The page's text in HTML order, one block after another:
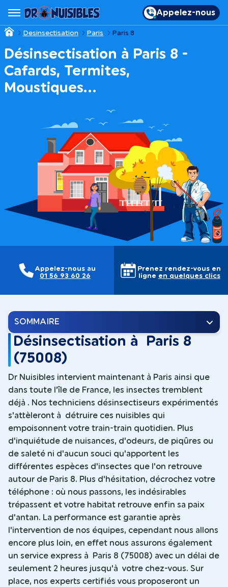
Appelez-nous
Desinsectisation Paris Paris 8
Désinsectisation à Paris 8 -
Cafards, Termites,
Moustiques…
Appelez-nous au
01 56 93 60 26
Prenez rendez-vous en
ligne en quelques clics
SOMMAIRE
Désinsectisation à Paris 8
(75008)
Dr Nuisibles intervient maintenant à Paris ainsi que
dans toute l'île de France, les insectes tremblent
déjà . Nos techniciens désinsectiseurs expérimentés
s'attèleront à détruire ces nuisibles qui
empoisonnent votre train-train quotidien. Plus
d'inquiétude de nuisances, d'odeurs, de piqûres ou
de saleté ni d'aucun souci qu'apportent les
différentes espèces d'insectes que l'on retrouve
autour de Paris 8. Plus d'hésitation, décrochez votre
téléphone : où nous passons, les indésirables
trépassent et votre habitat retrouve enfin sa paix
d'antan. La performance est garantie après
l'intervention de nos équipes, cependant nous allons
encore plus loin, en effet nous assurons également
un service express à Paris 8 (75008) avec un délai de
seulement 2 heures jusqu'à votre chez-vous. Sur
place, nos experts certifiés vous proposeront un